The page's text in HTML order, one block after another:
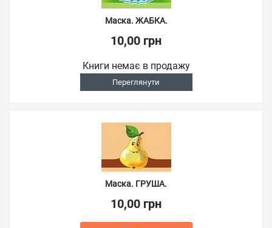
Маска. ЖАБКА.
10,00 грн
Книги немає в продажу
Переглянути
Маска. ГРУША.
10,00 грн